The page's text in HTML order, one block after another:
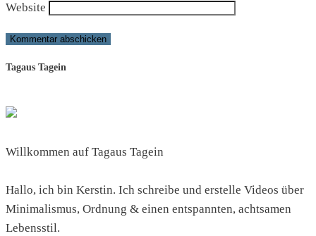
Website
Tagaus Tagein
Willkommen auf Tagaus Tagein
Hallo, ich bin Kerstin. Ich schreibe und erstelle Videos über
Minimalismus, Ordnung & einen entspannten, achtsamen
Lebensstil.